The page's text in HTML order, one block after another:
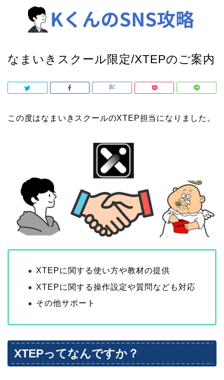
なまいきスクール限定/XTEPのご案内
この度はなまいきスクールのXTEP担当になりました。
XTEPに関する使い方や教材の提供
XTEPに関する操作設定や質問なども対応
その他サポート
XTEPってなんですか？